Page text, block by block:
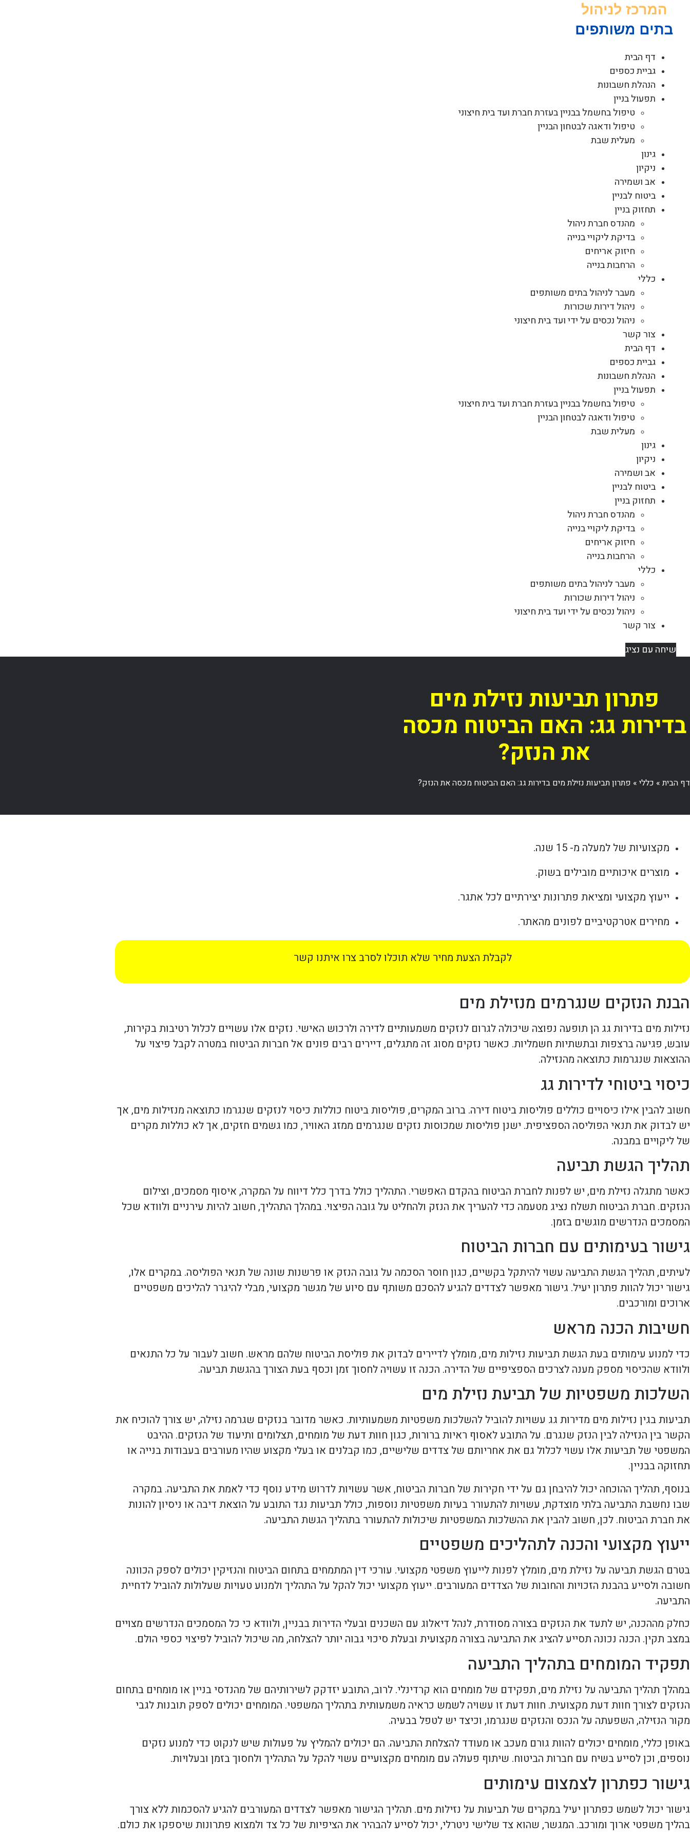
דף הבית
גביית כספים
הנהלת חשבונות
תפעול בניין
טיפול בחשמל בבניין בעזרת חברת ועד בית חיצוני
טיפול ודאגה לבטחון הבניין
מעלית שבת
גינון
ניקיון
אב ושמירה
ביטוח לבניין
תחזוק בניין
מהנדס חברת ניהול
בדיקת ליקויי בנייה
חיזוק אריחים
הרחבות בנייה
כללי
מעבר לניהול בתים משותפים
ניהול דירות שכורות
ניהול נכסים על ידי ועד בית חיצוני
צור קשר
דף הבית
גביית כספים
הנהלת חשבונות
תפעול בניין
טיפול בחשמל בבניין בעזרת חברת ועד בית חיצוני
טיפול ודאגה לבטחון הבניין
מעלית שבת
גינון
ניקיון
אב ושמירה
ביטוח לבניין
תחזוק בניין
מהנדס חברת ניהול
בדיקת ליקויי בנייה
חיזוק אריחים
הרחבות בנייה
כללי
מעבר לניהול בתים משותפים
ניהול דירות שכורות
ניהול נכסים על ידי ועד בית חיצוני
צור קשר
שיחה עם נציג
פתרון תביעות נזילת מים
בדירות גג: האם הביטוח מכסה
את הנזק?
דף הבית» כללי » פתרון תביעות נזילת מים בדירות גג: האם הביטוח מכסה את הנזק?
מקצועיות של למעלה מ- 15 שנה.
מוצרים איכותיים מובילים בשוק.
ייעוץ מקצועי ומציאת פתרונות יצירתיים לכל אתגר.
מחירים אטרקטיביים לפונים מהאתר.
לקבלת הצעת מחיר שלא תוכלו לסרב צרו איתנו קשר
הבנת הנזקים שנגרמים מנזילת מים
נזילות מים בדירות גג הן תופעה נפוצה שיכולה לגרום לנזקים משמעותיים לדירה ולרכוש האישי. נזקים אלו עשויים לכלול רטיבות בקירות,
עובש, פגיעה ברצפות ובתשתיות חשמליות. כאשר נזקים מסוג זה מתגלים, דיירים רבים פונים אל חברות הביטוח במטרה לקבל פיצוי על
ההוצאות שנגרמות כתוצאה מהנזילה.
כיסוי ביטוחי לדירות גג
חשוב להבין אילו כיסויים כוללים פוליסות ביטוח דירה. ברוב המקרים, פוליסות ביטוח כוללות כיסוי לנזקים שנגרמו כתוצאה מנזילות מים, אך
יש לבדוק את תנאי הפוליסה הספציפית. ישנן פוליסות שמכוסות נזקים שנגרמים ממזג האוויר, כמו גשמים חזקים, אך לא כוללות מקרים
של ליקויים במבנה.
תהליך הגשת תביעה
כאשר מתגלה נזילת מים, יש לפנות לחברת הביטוח בהקדם האפשרי. התהליך כולל בדרך כלל דיווח על המקרה, איסוף מסמכים, וצילום
הנזקים. חברת הביטוח תשלח נציג מטעמה כדי להעריך את הנזק ולהחליט על גובה הפיצוי. במהלך התהליך, חשוב להיות עירניים ולוודא שכל
המסמכים הנדרשים מוגשים בזמן.
גישור בעימותים עם חברות הביטוח
לעיתים, תהליך הגשת התביעה עשוי להיתקל בקשיים, כגון חוסר הסכמה על גובה הנזק או פרשנות שונה של תנאי הפוליסה. במקרים אלו,
גישור יכול להוות פתרון יעיל. גישור מאפשר לצדדים להגיע להסכם משותף עם סיוע של מגשר מקצועי, מבלי להיגרר להליכים משפטיים
ארוכים ומורכבים.
חשיבות הכנה מראש
כדי למנוע עימותים בעת הגשת תביעות נזילות מים, מומלץ לדיירים לבדוק את פוליסת הביטוח שלהם מראש. חשוב לעבור על כל התנאים
ולוודא שהכיסוי מספק מענה לצרכים הספציפיים של הדירה. הכנה זו עשויה לחסוך זמן וכסף בעת הצורך בהגשת תביעה.
השלכות משפטיות של תביעת נזילת מים
תביעות בגין נזילות מים מדירות גג עשויות להוביל להשלכות משפטיות משמעותיות. כאשר מדובר בנזקים שגרמה נזילה, יש צורך להוכיח את
הקשר בין הנזילה לבין הנזק שנגרם. על התובע לאסוף ראיות ברורות, כגון חוות דעת של מומחים, תצלומים ותיעוד של הנזקים. ההיבט
המשפטי של תביעות אלו עשוי לכלול גם את אחריותם של צדדים שלישיים, כמו קבלנים או בעלי מקצוע שהיו מעורבים בעבודות בנייה או
תחזוקה בבניין.
בנוסף, תהליך ההוכחה יכול להיבחן גם על ידי חקירות של חברות הביטוח, אשר עשויות לדרוש מידע נוסף כדי לאמת את התביעה. במקרה
שבו נחשבת התביעה בלתי מוצדקת, עשויות להתעורר בעיות משפטיות נוספות, כולל תביעות נגד התובע על הוצאת דיבה או ניסיון להונות
את חברת הביטוח. לכן, חשוב להבין את ההשלכות המשפטיות שיכולות להתעורר בתהליך הגשת התביעה.
ייעוץ מקצועי והכנה לתהליכים משפטיים
בטרם הגשת תביעה על נזילת מים, מומלץ לפנות לייעוץ משפטי מקצועי. עורכי דין המתמחים בתחום הביטוח והנזיקין יכולים לספק הכוונה
חשובה ולסייע בהבנת הזכויות והחובות של הצדדים המעורבים. ייעוץ מקצועי יכול להקל על התהליך ולמנוע טעויות שעלולות להוביל לדחיית
התביעה.
כחלק מההכנה, יש לתעד את הנזקים בצורה מסודרת, לנהל דיאלוג עם השכנים ובעלי הדירות בבניין, ולוודא כי כל המסמכים הנדרשים מצויים
במצב תקין. הכנה נכונה תסייע להציג את התביעה בצורה מקצועית ובעלת סיכוי גבוה יותר להצלחה, מה שיכול להוביל לפיצוי כספי הולם.
תפקיד המומחים בתהליך התביעה
במהלך תהליך התביעה על נזילת מים, תפקידם של מומחים הוא קרדינלי. לרוב, התובע יזדקק לשירותיהם של מהנדסי בניין או מומחים בתחום
הנזקים לצורך חוות דעת מקצועית. חוות דעת זו עשויה לשמש כראיה משמעותית בתהליך המשפטי. המומחים יכולים לספק תובנות לגבי
מקור הנזילה, השפעתה על הנכס והנזקים שנגרמו, וכיצד יש לטפל בבעיה.
באופן כללי, מומחים יכולים להוות גורם מעכב או מעודד להצלחת התביעה. הם יכולים להמליץ על פעולות שיש לנקוט כדי למנוע נזקים
נוספים, וכן לסייע בשיח עם חברות הביטוח. שיתוף פעולה עם מומחים מקצועיים עשוי להקל על התהליך ולחסוך בזמן ובעלויות.
גישור כפתרון לצמצום עימותים
גישור יכול לשמש כפתרון יעיל במקרים של תביעות על נזילות מים. תהליך הגישור מאפשר לצדדים המעורבים להגיע להסכמות ללא צורך
בהליך משפטי ארוך ומורכב. המגשר, שהוא צד שלישי ניטרלי, יכול לסייע להבהיר את הציפיות של כל צד ולמצוא פתרונות שיספקו את כולם.